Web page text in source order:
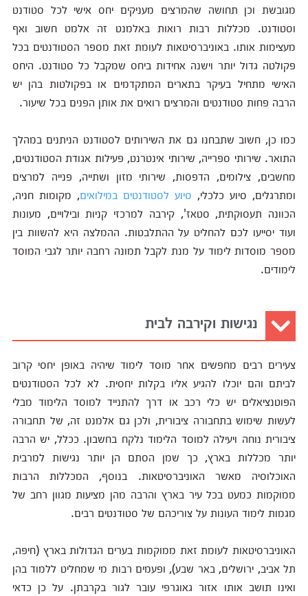
מגובשת וכן תחושה שהמרצים מעניקים יחס אישי לכל סטודנט
וסטודנט. מכללות רבות רואות באלמנט זה אלמט חשוב ואף
מעצימות אותו. באוניברסיטאות לעומת זאת מספר הסטודנטים בכל
פקולטה גדול יותר וישנה אחידות ביחס שמקבל כל סטודנט. היחס
האישי מתחיל בעיקר בתארים המתקדמים או בפקולטות בהן יש
הרבה פחות סטודנטים והמרצים רואים את אותן הפנים בכל שיעור.
כמו כן, חשוב שתבחנו גם את השירותים לסטודנט הניתנים במהלך
התואר. שירותי ספרייה, שירותי אינטרנט, פעילות אגודת הסטודנטים,
מחשבים, צילומים, הדפסות, שירותי מזון ושתייה, פנייה למרצים
ומתרגלים, סיוע כלכלי, סיוע לסטודנטים במילואים, מקומות חניה,
הכוונה תעסוקתית, סטאז', קירבה למרכזי קניות ובילויים, מעונות
ועוד יסייעו לכם להחליט על ההתלבטות. ההמלצה היא להשוות בין
מספר מוסדות לימוד על מנת לקבל תמונה רחבה יותר לגבי המוסד
לימודים.
נגישות וקירבה לבית
צעירים רבים מחפשים אחר מוסד לימוד שיהיה באופן יחסי קרוב
לביתם והם יוכלו להגיע אליו בקלות יחסית. לא לכל הסטודנטים
הפוטנציאלים יש כלי רכב או דרך להתנייד למוסד הלימוד מבלי
לעשות שימוש בתחבורה ציבורית, ולכן גם אלמנט זה, של תחבורה
ציבורית נוחה ויעילה למוסד הלימוד נלקח בחשבון. ככלל, יש הרבה
יותר מכללות בארץ, כך שמן הסתם הן יותר נגישות למרבית
האוכלוסיה מאשר האוניברסיטאות. בנוסף, המכללות הרבות
ממוקמות כמעט בכל עיר בארץ והרבה מהן מציעות מגוון רחב של
מגמות לימוד העונות על צוריכהם של סטודנטים רבים.
האוניברסיטאות לעומת זאת ממוקמות בערים הגדולות בארץ (חיפה,
תל אביב, ירושלים, באר שבע), ופעמים רבות מי שמחליט ללמוד בהן
ואינו תושב אותו אזור גאוגרפי עובר לגור בקרבתן. על כן כדאי